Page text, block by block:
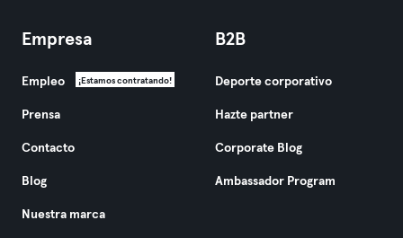
Empresa
Empleo ¡Estamos contratando!
Prensa
Contacto
Blog
Nuestra marca
B2B
Deporte corporativo
Hazte partner
Corporate Blog
Ambassador Program